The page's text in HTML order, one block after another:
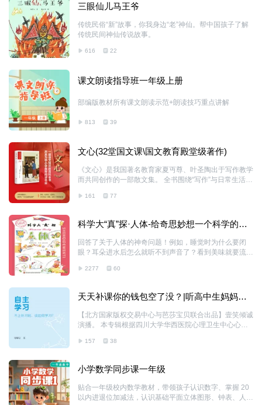
三眼仙儿马王爷
传统民俗“新”故事，你我身边“老”神仙。帮中国孩子了解
传统民间神仙传说故事。
616 22
课文朗读指导班一年级上册
部编版教材所有课文朗读示范+朗读技巧重点讲解
813 39
文心(32堂国文课\国文教育殿堂级著作)
《文心》是我国著名教育家夏丏尊、叶圣陶出于写作教学
而共同创作的一部散文集。 全书围绕“写作”与日常生活中
构几个中学生的文学活动，把文学的种种要领和故事串联
写作的意义等，具有重大的阅读价值。此外，本书也让读
者从侧面了解到当时的社会背景和那个特殊时代师生的交
流互动。正是由于这些原因，本书也是教育部门历来比较
推荐学生阅读的作品。 本次出版，为尽可能还原作品的
言，并收入了叶至善先生的《重印后记》，可以说是最完
161 77
科学大“真”探·人体-给奇思妙想一个科学的答
回答了关于人体的神奇问题！例如，睡觉时为什么要闭
眼？耳朵进水后怎么就听不到声音了？看到美味就要流口
2277 60
天天补课你的钱包空了没？|听高中生妈妈解
【北方国家版权交易中心与芭莎宝贝联合出品】壹笑倾诚
演播。 本专辑根据四川大学华西医院心理卫生中心心理
学？》演播录制。郑老师分享了积累十余载学习能力训练
班，也能成为学习高手! 天天补课，孩子累，家长也累，
关键钱包也遭不住了。培养孩子自主学习，99%的家长
都做错了！ 本专辑为追求学术和个人发展的读者提供了
全面的指南，不仅涵盖了理论指导，还提供了实践技巧，
157 38
小学数学同步课一年级
贴合一年级校内数学教材，带领孩子认识数字、掌握 20
以内进退位加减法，认识基础平面立体图形、钟表、人民